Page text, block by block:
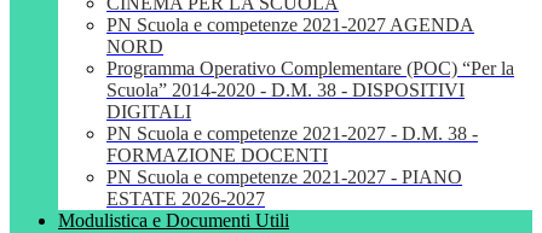
PN Scuola e competenze 2021-2027 AGENDA
NORD
Programma Operativo Complementare (POC) “Per la
Scuola” 2014-2020 - D.M. 38 - DISPOSITIVI
DIGITALI
PN Scuola e competenze 2021-2027 - D.M. 38 -
FORMAZIONE DOCENTI
PN Scuola e competenze 2021-2027 - PIANO
ESTATE 2026-2027
Modulistica e Documenti Utili